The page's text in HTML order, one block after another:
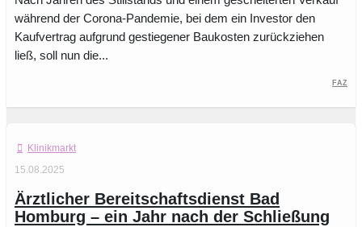
während der Corona-Pandemie, bei dem ein Investor den
Kaufvertrag aufgrund gestiegener Baukosten zurückziehen
ließ, soll nun die...
FAZ
Klinikmarkt
15.08.2025
Ärztlicher Bereitschaftsdienst Bad
Homburg – ein Jahr nach der Schließung